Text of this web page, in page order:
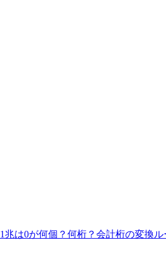
1兆は0が何個？何桁？ 会計桁の変換ル